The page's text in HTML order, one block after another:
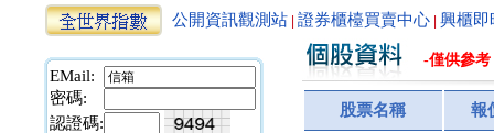
公開資訊觀測站 證券櫃檯買賣中心 興櫃即
EMail:
密碼:
認證碼:
-僅供參考
股票名稱 報